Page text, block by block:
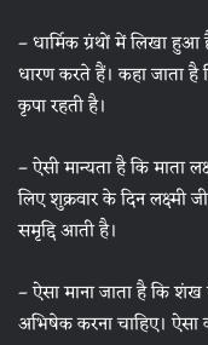
– धार्मिक ग्रंथों में लिखा
धारण करते हैं। कहा जाता है
कृपा रहती है।
– ऐसी मान्यता है कि माता
लिए शुक्रवार के दिन
समृद्दि आती है।
– ऐसा माना जाता है कि
अभिषेक करना चाहिए। ऐसा